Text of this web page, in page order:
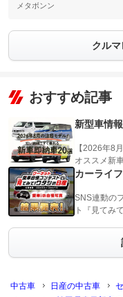
メタボンン
クル
おすすめ記事
新型車情報
【2026年8
オススメ新
カーライフ
SNS連動の
ト『見てみ
中古車 日産の中古車